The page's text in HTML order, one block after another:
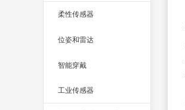
柔性传感器
位姿和雷达
智能穿戴
工业传感器